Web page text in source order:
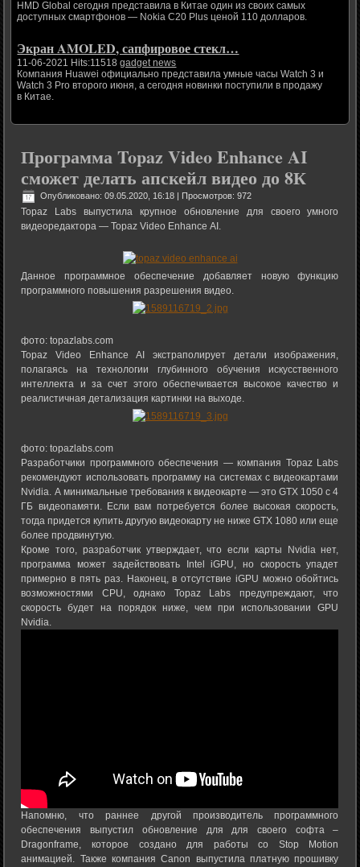
HMD Global сегодня представила в Китае один из своих самых
доступных смартфонов — Nokia C20 Plus ценой 110 долларов.
Экран AMOLED, сапфировое стекл…
11-06-2021 Hits:11518gadget news
Компания Huawei официально представила умные часы Watch 3 и
Watch 3 Pro второго июня, а сегодня новинки поступили в продажу
в Китае.
Программа Topaz Video Enhance AI
сможет делать апскейл видео до 8К
Опубликовано: 09.05.2020, 16:18 | Просмотров: 972
Topaz Labs выпустила крупное обновление для своего умного
видеоредактора — Topaz Video Enhance AI.
Данное программное обеспечение добавляет новую функцию
программного повышения разрешения видео.
фото: topazlabs.com
Topaz Video Enhance AI экстраполирует детали изображения,
полагаясь на технологии глубинного обучения искусственного
интеллекта и за счет этого обеспечивается высокое качество и
реалистичная детализация картинки на выходе.
фото: topazlabs.com
Разработчики программного обеспечения — компания Topaz Labs
рекомендуют использовать программу на системах с видеокартами
Nvidia. А минимальные требования к видеокарте — это GTX 1050 с 4
ГБ видеопамяти. Если вам потребуется более высокая скорость,
тогда придется купить другую видеокарту не ниже GTX 1080 или еще
более продвинутую.
Кроме того, разработчик утверждает, что если карты Nvidia нет,
программа может задействовать Intel iGPU, но скорость упадет
примерно в пять раз. Наконец, в отсутствие iGPU можно обойтись
возможностями CPU, однако Topaz Labs предупреждают, что
скорость будет на порядок ниже, чем при использовании GPU
Nvidia.
Напомню, что раннее другой производитель программного
обеспечения выпустил обновление для для своего софта –
Dragonframe, которое создано для работы со Stop Motion
анимацией. Также компания Canon выпустила платную прошивку